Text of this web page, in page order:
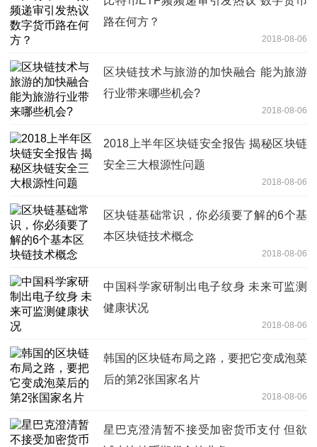
路在何方？
2018-08-06
区块链技术与旅游的加快融合 能为旅游
行业带来哪些机会?
2018-08-06
2018上半年区块链安全报告 揭秘区块链
安全三大根源性问题
2018-08-06
区块链基础常识，你必须要了解的6个基
本区块链技术概念
2018-08-06
中国科学家研制出电子纹身 未来可监测
健康状况
2018-08-06
韩国的区块链布局之路，要把它变成泡菜
后的第2张国家名片
2018-08-06
星巴克澄清暂不接受加密货币支付 但欲